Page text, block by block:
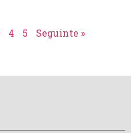
4 5 Seguinte »